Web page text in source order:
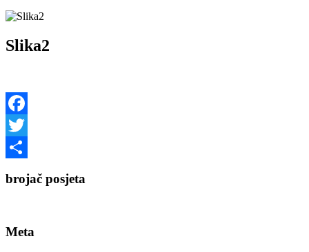
Slika2
Facebook
Twitter
brojač posjeta
Meta